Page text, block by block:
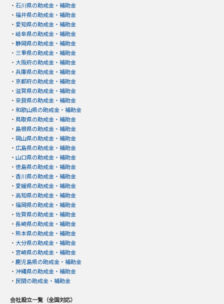
・ 石川県の助成金・補助金
・ 福井県の助成金・補助金
・ 愛知県の助成金・補助金
・ 岐阜県の助成金・補助金
・ 静岡県の助成金・補助金
・ 三重県の助成金・補助金
・ 大阪府の助成金・補助金
・ 兵庫県の助成金・補助金
・ 京都府の助成金・補助金
・ 滋賀県の助成金・補助金
・ 奈良県の助成金・補助金
・ 和歌山県の助成金・補助金
・ 鳥取県の助成金・補助金
・ 島根県の助成金・補助金
・ 岡山県の助成金・補助金
・ 広島県の助成金・補助金
・ 山口県の助成金・補助金
・ 徳島県の助成金・補助金
・ 香川県の助成金・補助金
・ 愛媛県の助成金・補助金
・ 高知県の助成金・補助金
・ 福岡県の助成金・補助金
・ 佐賀県の助成金・補助金
・ 長崎県の助成金・補助金
・ 熊本県の助成金・補助金
・ 大分県の助成金・補助金
・ 宮崎県の助成金・補助金
・ 鹿児島県の助成金・補助金
・ 沖縄県の助成金・補助金
・ 民間の助成金・補助金
会社設立一覧（全国対応）